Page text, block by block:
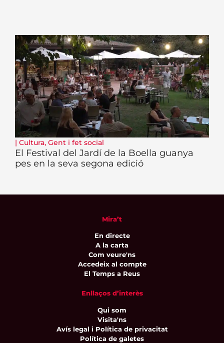
| Cultura, Gent i fet social
El Festival del Jardí de la Boella guanya
pes en la seva segona edició
Mira’t
En directe
A la carta
Com veure'ns
Accedeix al compte
El Temps a Reus
Enllaços d’interès
Qui som
Visita'ns
Avís legal i Política de privacitat
Política de galetes